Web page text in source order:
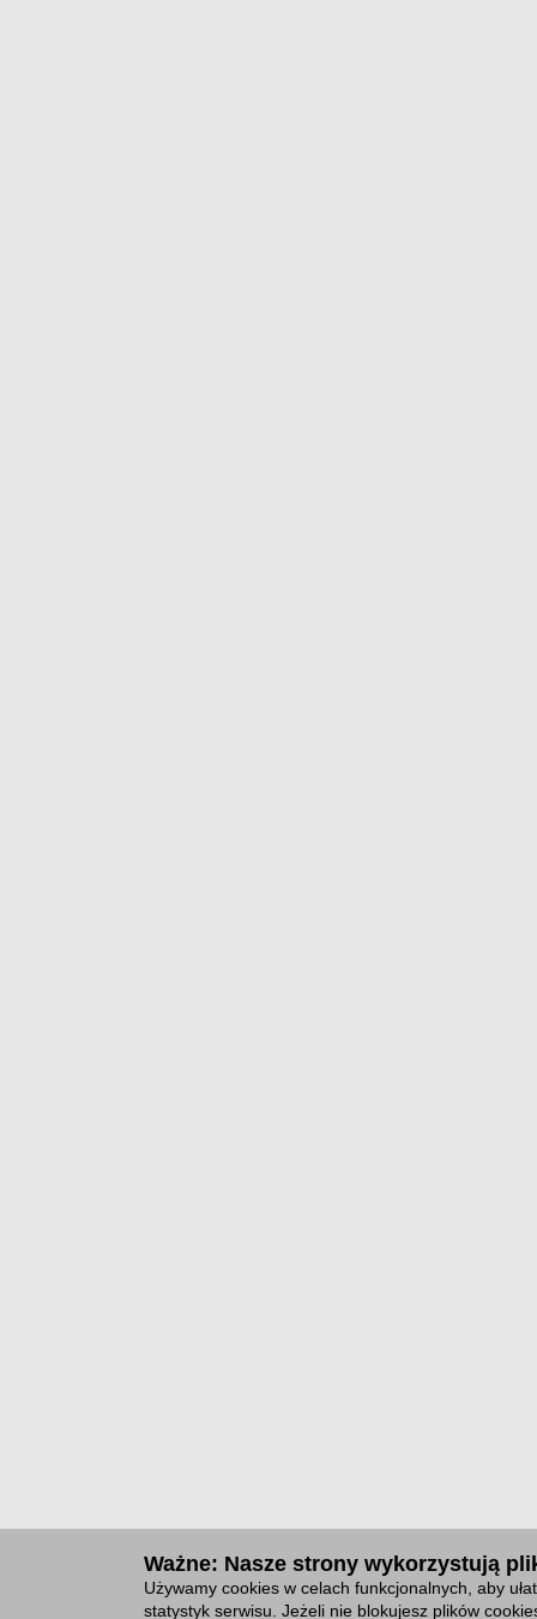
Ważne: Nasze strony wykorzystują
Używamy cookies w celach funkcjonalnych, aby
statystyk serwisu. Jeżeli nie blokujesz plików